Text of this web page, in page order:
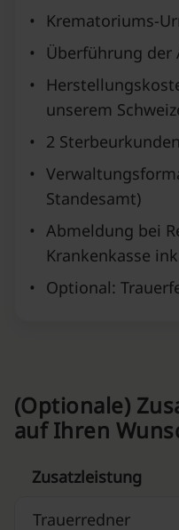
•
Krematoriums-
•
Überführung der
•
unserem
•
2
•
Standesamt)
• Abmeldung bei
Krankenkasse
•
Optional:
(Optionale)
auf Ihren
Zusatzleistung
Trauerredner